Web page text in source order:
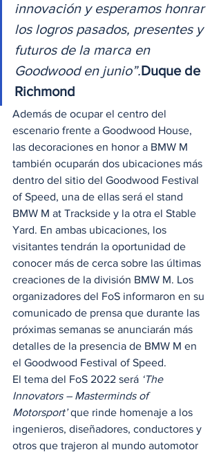
innovación y esperamos honrar
los logros pasados, presentes y
futuros de la marca en
Goodwood en junio”.Duque de
Richmond
Además de ocupar el centro del
escenario frente a Goodwood House,
las decoraciones en honor a BMW M
también ocuparán dos ubicaciones más
dentro del sitio del Goodwood Festival
of Speed, una de ellas será el stand
BMW M at Trackside y la otra el Stable
Yard. En ambas ubicaciones, los
visitantes tendrán la oportunidad de
conocer más de cerca sobre las últimas
creaciones de la división BMW M. Los
organizadores del FoS informaron en su
comunicado de prensa que durante las
próximas semanas se anunciarán más
detalles de la presencia de BMW M en
el Goodwood Festival of Speed.
El tema del FoS 2022 será ‘The
Innovators – Masterminds of
Motorsport’ que rinde homenaje a los
ingenieros, diseñadores, conductores y
otros que trajeron al mundo automotor